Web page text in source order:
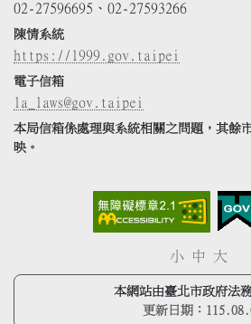
02-27596695、02-27593266
陳情系統
https://1999.gov.taipei
電子信箱
la_laws@gov.taipei
本局信箱係處理與系統相關之問題，其餘
映。
小 中 大
本網站由臺北市政府法
更新日期：